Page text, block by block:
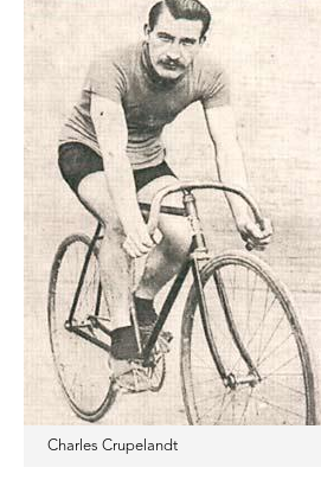
Charles Crupelandt